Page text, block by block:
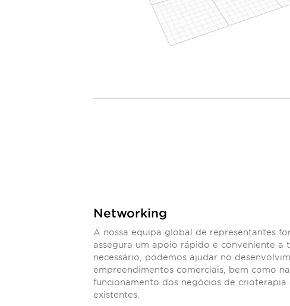
Networking
A nossa equipa global de representantes
assegura um apoio rápido e conveniente a
necessário, podemos ajudar no
empreendimentos comerciais, bem como
funcionamento dos negócios de crioterapia
existentes.